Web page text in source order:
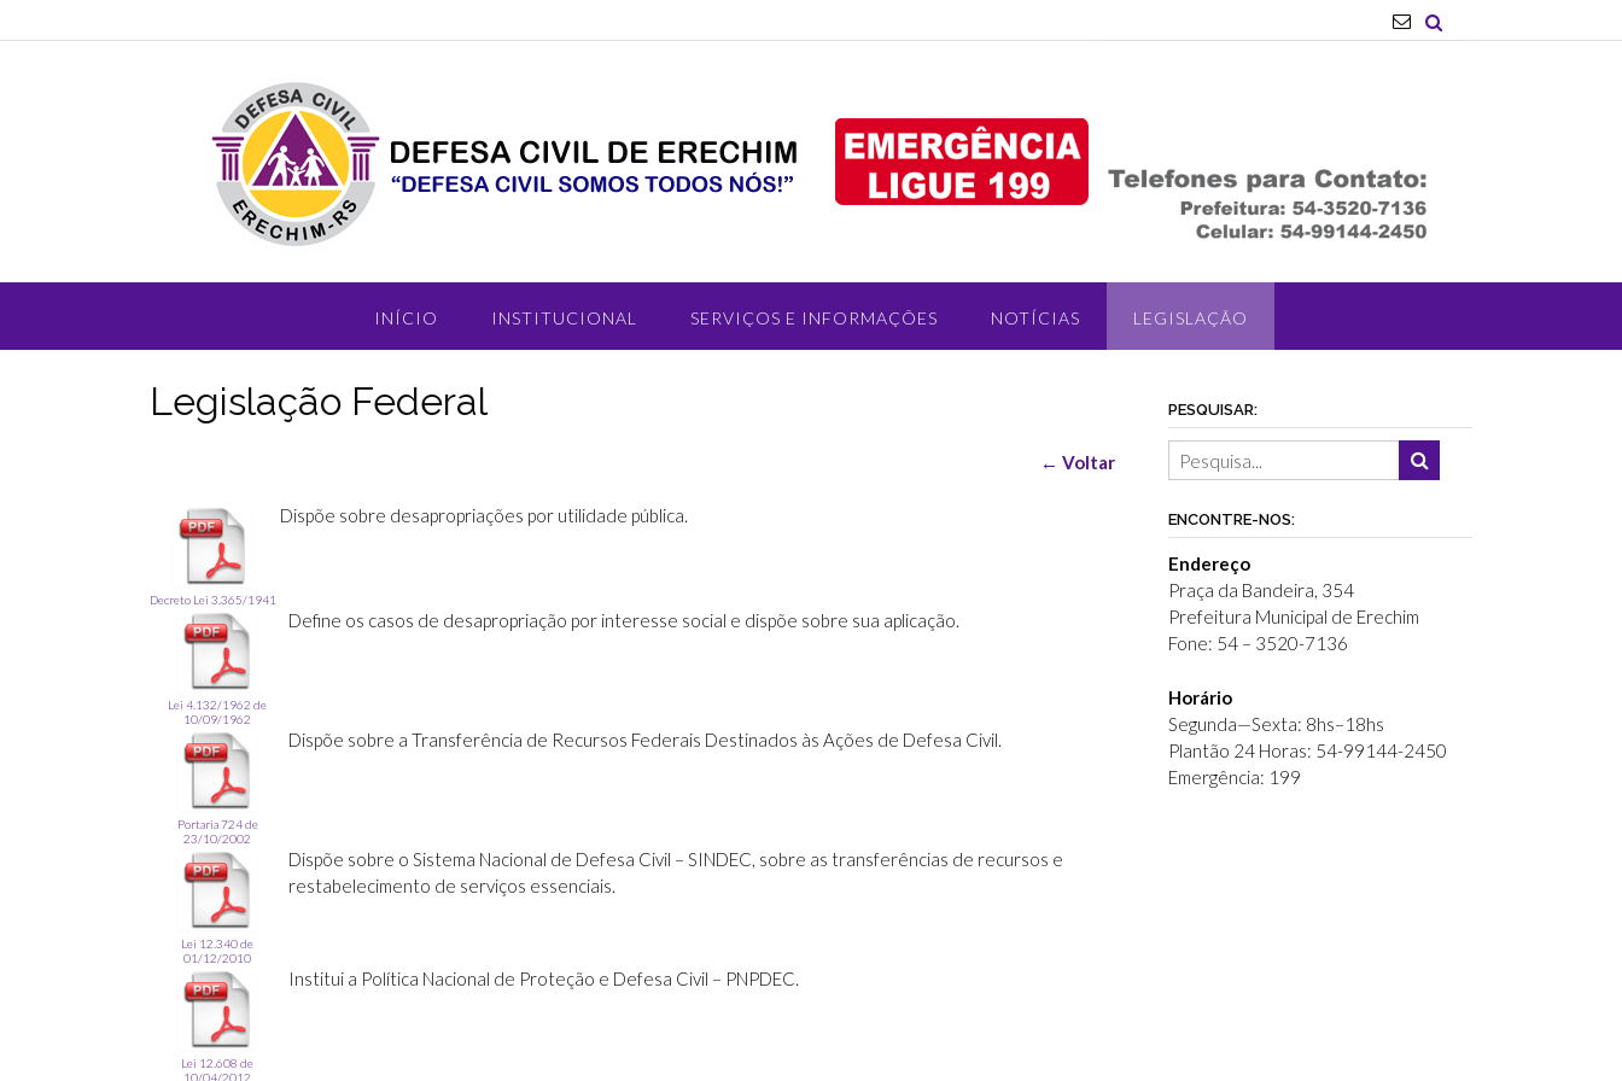
INÍCIO INSTITUCIONAL SERVIÇOS E INFORMAÇÕES NOTÍCIAS LEGISLAÇÃO
Legislação Federal
← Voltar
Decreto Lei 3.365/1941
Dispõe sobre desapropriações por utilidade pública.
Lei 4.132/1962 de
10/09/1962
Define os casos de desapropriação por interesse social e dispõe sobre sua aplicação.
Portaria 724 de
23/10/2002
Dispõe sobre a Transferência de Recursos Federais Destinados às Ações de Defesa Civil.
Lei 12.340 de
01/12/2010
Dispõe sobre o Sistema Nacional de Defesa Civil – SINDEC, sobre as transferências de recursos e
restabelecimento de serviços essenciais.
Lei 12.608 de
10/04/2012
Institui a Política Nacional de Proteção e Defesa Civil – PNPDEC.
PESQUISAR:
ENCONTRE-NOS:
Endereço
Praça da Bandeira, 354
Prefeitura Municipal de Erechim
Fone: 54 – 3520-7136
Horário
Segunda—Sexta: 8hs–18hs
Plantão 24 Horas: 54-99144-2450
Emergência: 199